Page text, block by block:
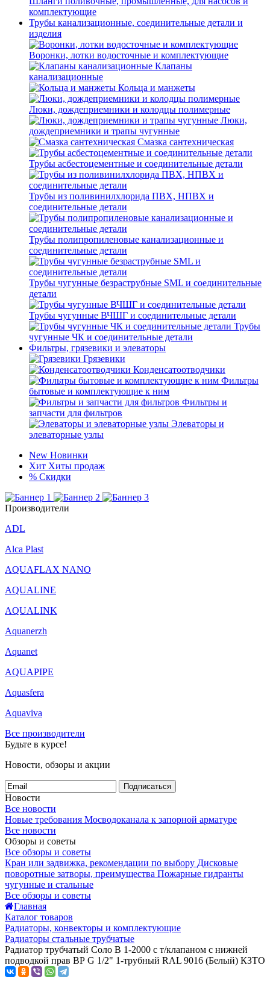
комплектующие
Трубы канализационные, соединительные детали и
изделия
Воронки, лотки водосточные и комплектующие
Клапаны
канализационные
Кольца и манжеты
Люки, дождеприемники и колодцы полимерные
Люки,
дождеприемники и трапы чугунные
Смазка сантехническая
Трубы асбестоцементные и соединительные детали
Трубы из поливинилхлорида ПВХ, НПВХ и
соединительные детали
Трубы полипропиленовые канализационные и
соединительные детали
Трубы чугунные безраструбные SML и соединительные
детали
Трубы чугунные ВЧШГ и соединительные детали
Трубы
чугунные ЧК и соединительные детали
Фильтры, грязевики и элеваторы
Грязевики
Конденсатоотводчики
Фильтры
бытовые и комплектующие к ним
Фильтры и
запчасти для фильтров
Элеваторы и
элеваторные узлы
New Новинки
Хит Хиты продаж
% Скидки
Производители
ADL
Alca Plast
AQUAFLAX NANO
AQUALINE
AQUALINK
Aquanerzh
Aquanet
AQUAPIPE
Aquasfera
Aquaviva
Все производители
Будьте в курсе!
Новости, обзоры и акции
Подписаться
Новости
Все новости
Новые требования Мосводоканала к запорной арматуре
Все новости
Обзоры и советы
Все обзоры и советы
Кран или задвижка, рекомендации по выбору Дисковые
поворотные затворы, преимущества Пожарные гидранты
чугунные и стальные
Все обзоры и советы
Главная
Каталог товаров
Радиаторы, конвекторы и комплектующие
Радиаторы стальные трубчатые
Радиатор трубчатый Соло В 1-2000 с т/клапаном с нижней
подводкой прав ВР G 1/2" 1-трубный RAL 9016 (Белый) КЗТО